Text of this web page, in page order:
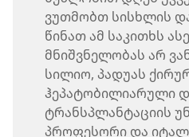
ვუთმობთ სისხლის
წინათ ამ საკითხს
მნიშვნელობას არ
სილიო, პადუას
ჰეპატობილიარული
ტრანსპლანტაციის
პროფესორი და